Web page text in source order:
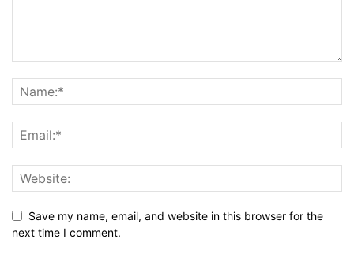
Save my name, email, and website in this browser for the
next time I comment.